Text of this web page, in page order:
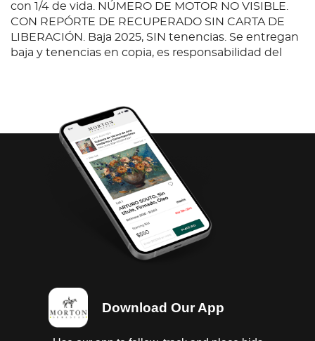
con 1/4 de vida. NÚMERO DE MOTOR NO VISIBLE.
CON REPÓRTE DE RECUPERADO SIN CARTA DE
LIBERACIÓN. Baja 2025, SIN tenencias. Se entregan
baja y tenencias en copia, es responsabilidad del
Ubicación: León, Gto.; Observaciones: Unidad
siniestrada, motor a diesel, con fugas de aceite, se
entrega computadora desmontada, batería dañada,
sin llave; Transmisión estándar, con fugas de aceite;
Diferencial sin probar, con fugas de aceite; Interiores
en regular estado vestiduras rotas, cielo sucio;
Instrumentos en regular estado, sin probar;
Suspensión de muelles; Chasis en regular estado;
Carrocería con corrosión, golpes ligeros; 6 Llantas
con 1/4 de vida. NÚMERO DE MOTOR NO VISIBLE.
LIBERACIÓN. Baja 2025, SIN tenencias. Se entregan
baja y tenencias en copia, es responsabilidad del
cliente certificarlas.
Download Our App